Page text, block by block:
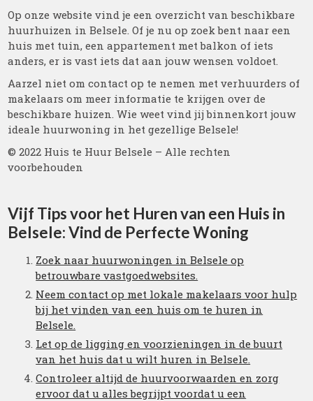
Op onze website vind je een overzicht van beschikbare
huurhuizen in Belsele. Of je nu op zoek bent naar een
huis met tuin, een appartement met balkon of iets
anders, er is vast iets dat aan jouw wensen voldoet.
Aarzel niet om contact op te nemen met verhuurders of
makelaars om meer informatie te krijgen over de
beschikbare huizen. Wie weet vind jij binnenkort jouw
ideale huurwoning in het gezellige Belsele!
© 2022 Huis te Huur Belsele – Alle rechten
voorbehouden
Vijf Tips voor het Huren van een Huis in
Belsele: Vind de Perfecte Woning
Zoek naar huurwoningen in Belsele op
betrouwbare vastgoedwebsites.
Neem contact op met lokale makelaars voor hulp
bij het vinden van een huis om te huren in
Belsele.
Let op de ligging en voorzieningen in de buurt
van het huis dat u wilt huren in Belsele.
Controleer altijd de huurvoorwaarden en zorg
ervoor dat u alles begrijpt voordat u een